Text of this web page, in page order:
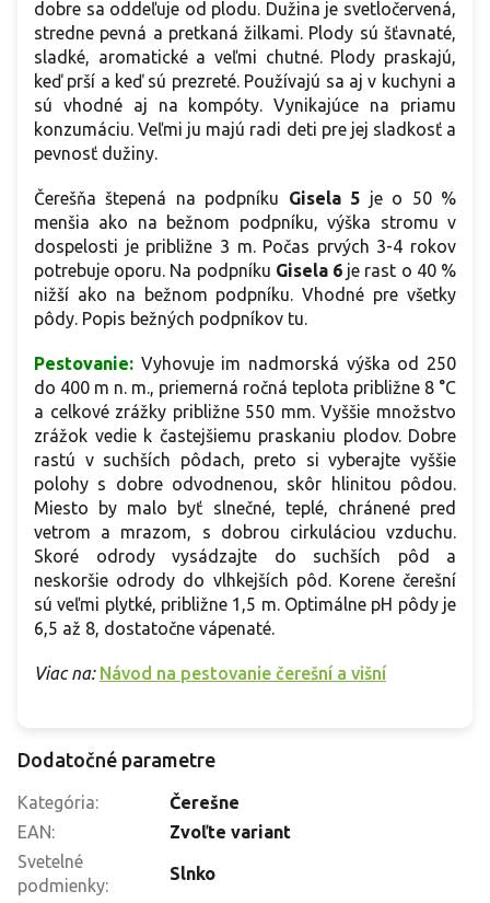
dobre sa oddeľuje od plodu. Dužina je svetločervená,
stredne pevná a pretkaná žilkami. Plody sú šťavnaté,
sladké, aromatické a veľmi chutné. Plody praskajú,
keď prší a keď sú prezreté. Používajú sa aj v kuchyni a
sú vhodné aj na kompóty. Vynikajúce na priamu
konzumáciu. Veľmi ju majú radi deti pre jej sladkosť a
pevnosť dužiny.
Čerešňa štepená na podpníku Gisela 5 je o 50 %
menšia ako na bežnom podpníku, výška stromu v
dospelosti je približne 3 m. Počas prvých 3-4 rokov
potrebuje oporu. Na podpníku Gisela 6 je rast o 40 %
nižší ako na bežnom podpníku. Vhodné pre všetky
pôdy. Popis bežných podpníkov tu.
Pestovanie: Vyhovuje im nadmorská výška od 250
do 400 m n. m., priemerná ročná teplota približne 8 °C
a celkové zrážky približne 550 mm. Vyššie množstvo
zrážok vedie k častejšiemu praskaniu plodov. Dobre
rastú v suchších pôdach, preto si vyberajte vyššie
polohy s dobre odvodnenou, skôr hlinitou pôdou.
Miesto by malo byť slnečné, teplé, chránené pred
vetrom a mrazom, s dobrou cirkuláciou vzduchu.
Skoré odrody vysádzajte do suchších pôd a
neskoršie odrody do vlhkejších pôd. Korene čerešní
sú veľmi plytké, približne 1,5 m. Optimálne pH pôdy je
6,5 až 8, dostatočne vápenaté.
Viac na: Návod na pestovanie čerešní a višní
Dodatočné parametre
Kategória:
Čerešne
EAN:
Zvoľte variant
Svetelné
podmienky:
Slnko